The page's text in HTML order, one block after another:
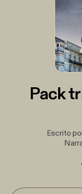
Pack
Escrito